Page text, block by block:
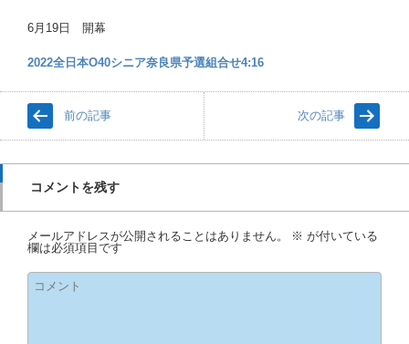
6月19日 開幕
2022全日本O40シニア奈良県予選組合せ4:16
前の記事 次の記事
コメントを残す
メールアドレスが公開されることはありません。 ※ が付いている
欄は必須項目です